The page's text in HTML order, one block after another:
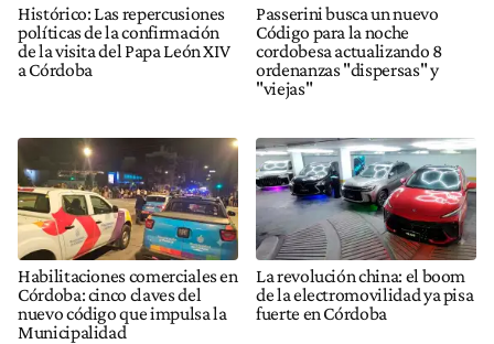
Histórico: Las repercusiones
políticas de la confirmación
de la visita del Papa León XIV
a Córdoba
Passerini busca un nuevo
Código para la noche
cordobesa actualizando 8
ordenanzas "dispersas" y
"viejas"
Habilitaciones comerciales en
Córdoba: cinco claves del
nuevo código que impulsa la
Municipalidad
La revolución china: el boom
de la electromovilidad ya pisa
fuerte en Córdoba